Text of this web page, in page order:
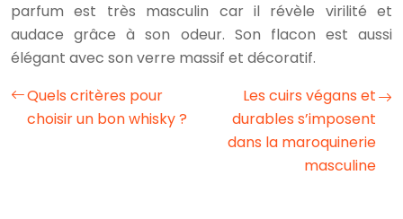
parfum est très masculin car il révèle virilité et
audace grâce à son odeur. Son flacon est aussi
élégant avec son verre massif et décoratif.
Quels critères pour
choisir un bon whisky ?
Les cuirs végans et
durables s’imposent
dans la maroquinerie
masculine